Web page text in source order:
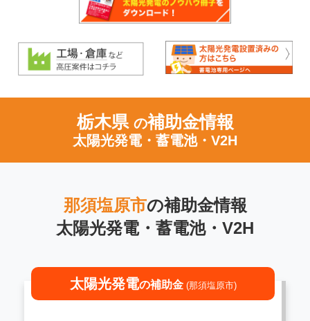
栃木県 の補助金情報
太陽光発電・蓄電池・V2H
那須塩原市の補助金情報
太陽光発電・蓄電池・V2H
太陽光発電の補助金 (那須塩原市)